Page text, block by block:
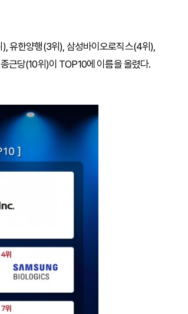
유한양행(3위), 삼성바이오로직스(4위),
근당(10위)이 TOP10에 이름을 올렸다.